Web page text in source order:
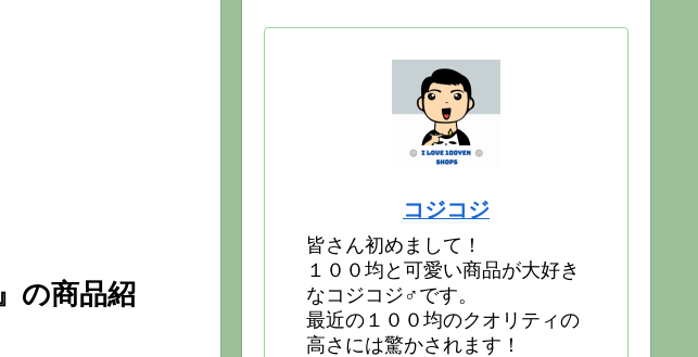
の商品紹
コジコジ
皆さん初めまして！
１００均と可愛い商品が大好き
なコジコジ♂です。
最近の１００均のクオリティの
高さには驚かされます！